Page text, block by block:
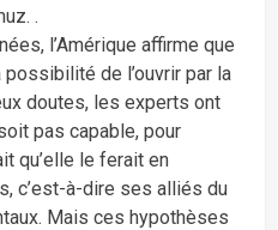
.
l’Amérique affirme que
de l’ouvrir par la
doutes, les experts ont
pas capable, pour
qu’elle le ferait en
c’est-à-dire ses alliés du
Mais ces hypothèses